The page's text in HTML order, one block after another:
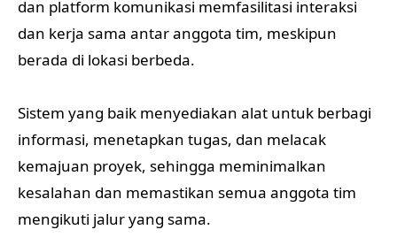
dan platform komunikasi memfasilitasi interaksi
dan kerja sama antar anggota tim, meskipun
berada di lokasi berbeda.
Sistem yang baik menyediakan alat untuk berbagi
informasi, menetapkan tugas, dan melacak
kemajuan proyek, sehingga meminimalkan
kesalahan dan memastikan semua anggota tim
mengikuti jalur yang sama.